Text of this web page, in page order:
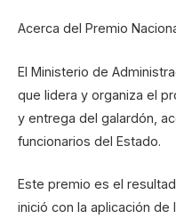
Acerca del Premio
El Ministerio de
que lidera y organiza el
y entrega del galardón,
funcionarios del Estado.
Este premio es el
inició con la aplicación de